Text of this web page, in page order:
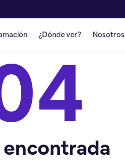
¿Dónde ver? Nosotros
encontrada